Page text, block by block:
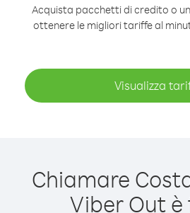
Acquista pacchetti di credito o
ottenere le migliori tariffe al
Visualizza
Chiamare
Viber Out è